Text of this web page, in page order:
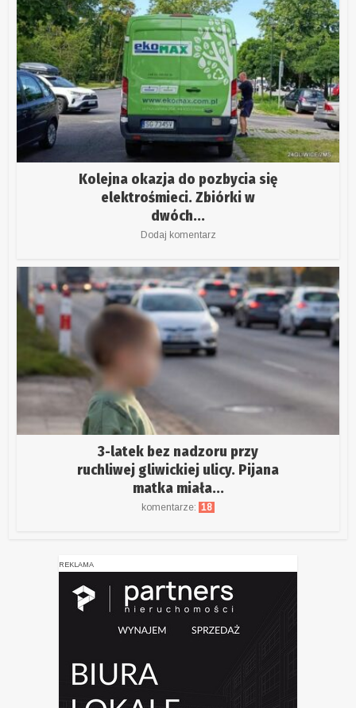
Kolejna okazja do pozbycia się
elektrośmieci. Zbiórki w
dwóch...
Dodaj komentarz
3-latek bez nadzoru przy
ruchliwej gliwickiej ulicy. Pijana
matka miała...
komentarze: 18
REKLAMA